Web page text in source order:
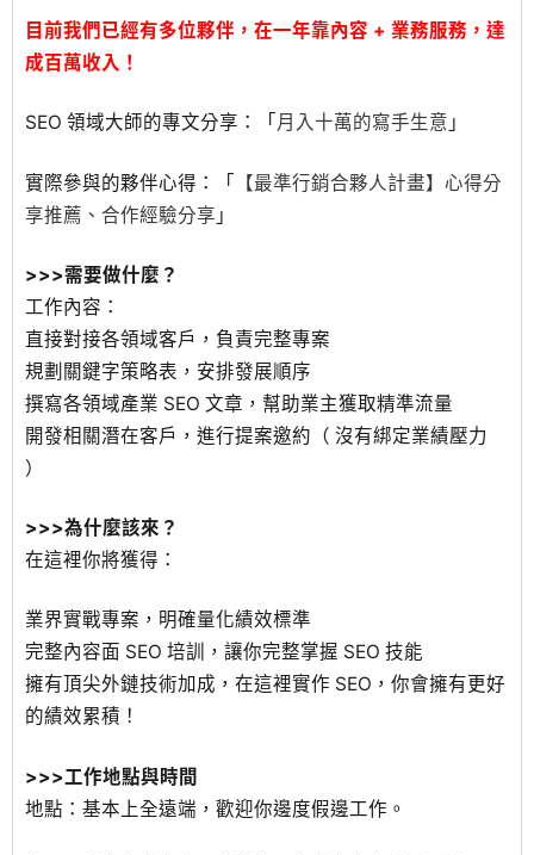
目前我們已經有多位夥伴，在一年靠內容 + 業務服務，達
成百萬收入！
SEO 領域大師的專文分享：「 月入十萬的寫手生意 」
實際參與的夥伴心得：「
【最準行銷合夥人計畫】心得分
享推薦、合作經驗分享 」
>>>需要做什麼？
工作內容：
直接對接各領域客戶，負責完整專案
規劃關鍵字策略表，安排發展順序
撰寫各領域產業 SEO 文章，幫助業主獲取精準流量
開發相關潛在客戶，進行提案邀約（ 沒有綁定業績壓力
）
>>>為什麼該來？
在這裡你將獲得：
業界實戰專案，明確量化績效標準
完整內容面 SEO 培訓，讓你完整掌握 SEO 技能
擁有頂尖外鏈技術加成，在這裡實作 SEO，你會擁有更好
的績效累積！
>>>工作地點與時間
地點：基本上全遠端，歡迎你邊度假邊工作。